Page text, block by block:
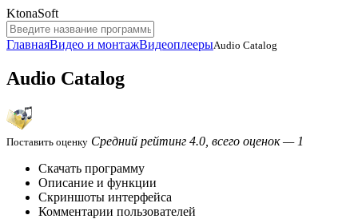
KtonaSoft
ГлавнаяВидео и монтажВидеоплеерыAudio Catalog
Audio Catalog
Поставить оценку Средний рейтинг 4.0, всего оценок — 1
Скачать программу
Описание и функции
Скриншоты интерфейса
Комментарии пользователей